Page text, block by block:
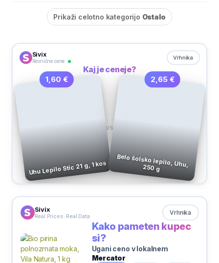
Prikaži celotno kategorijo Ostalo
Sivix
Resnične cene
Vrhnika
Kaj je ceneje?
1,60 €
Uhu Lepilo Stic 21 g, 1 kos
VS
2,65 €
Belo šolsko lepilo, Uhu,
250 g
Sivix
Real Prices. Real Data Vrhnika
Kako pameten kupec
si?
Ugani ceno v lokalnem
Mercator